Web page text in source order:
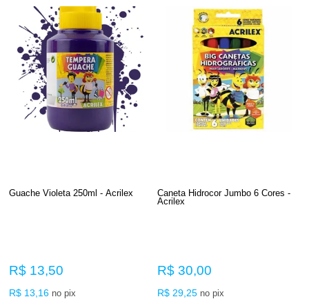
Guache Violeta 250ml - Acrilex
R$ 13,50
R$ 13,16 no pix
Caneta Hidrocor Jumbo 6 Cores -
Acrilex
R$ 30,00
R$ 29,25 no pix